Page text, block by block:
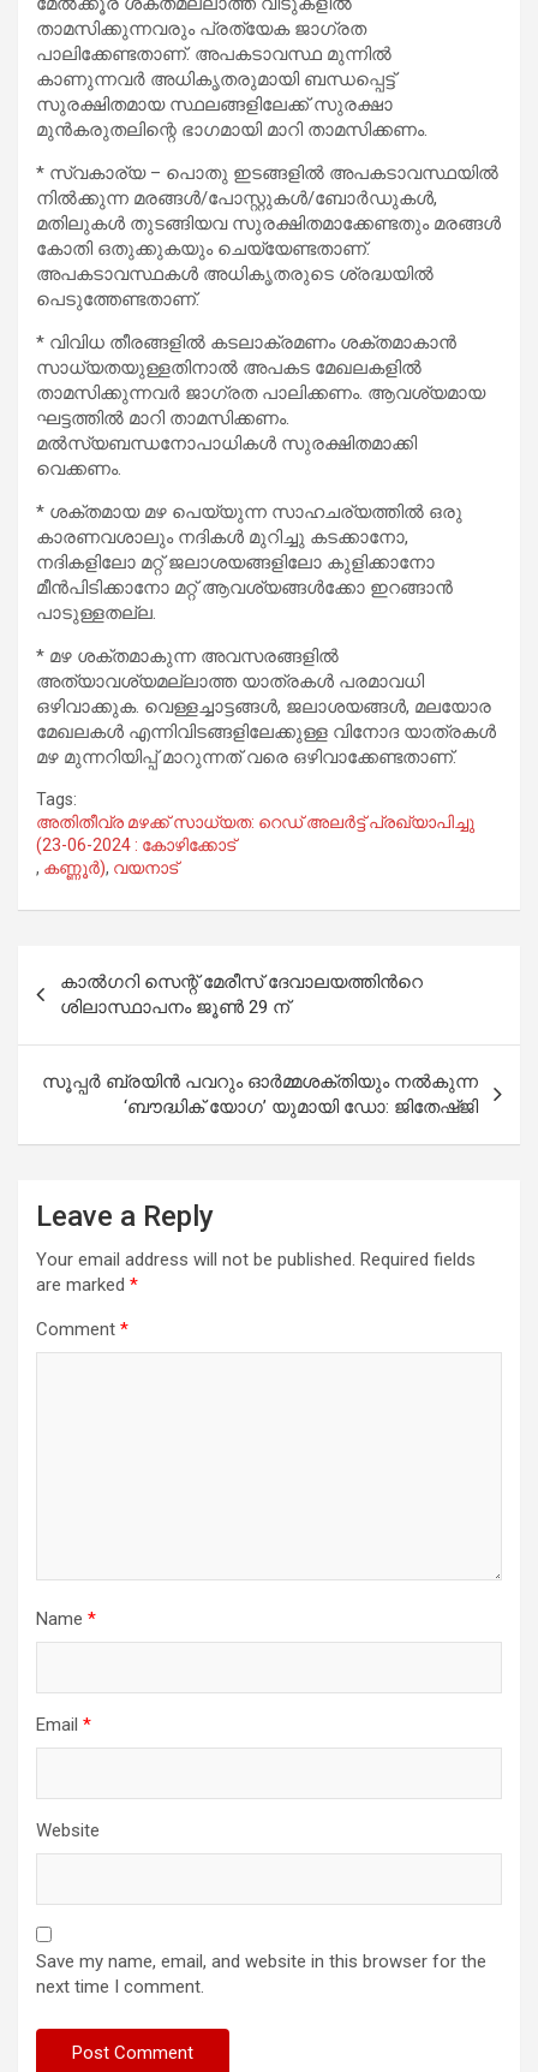
താമസിക്കുന്നവരും പ്രത്യേക ജാഗ്രത
പാലിക്കേണ്ടതാണ്. അപകടാവസ്ഥ മുന്നിൽ
കാണുന്നവർ അധികൃതരുമായി ബന്ധപ്പെട്ട്
സുരക്ഷിതമായ സ്ഥലങ്ങളിലേക്ക് സുരക്ഷാ
മുൻകരുതലിന്റെ ഭാഗമായി മാറി താമസിക്കണം.
* സ്വകാര്യ – പൊതു ഇടങ്ങളിൽ അപകടാവസ്ഥയിൽ
നിൽക്കുന്ന മരങ്ങൾ/പോസ്റ്റുകൾ/ബോർഡുകൾ,
മതിലുകൾ തുടങ്ങിയവ സുരക്ഷിതമാക്കേണ്ടതും മരങ്ങൾ
കോതി ഒതുക്കുകയും ചെയ്യേണ്ടതാണ്.
അപകടാവസ്ഥകൾ അധികൃതരുടെ ശ്രദ്ധയിൽ
പെടുത്തേണ്ടതാണ്.
* വിവിധ തീരങ്ങളിൽ കടലാക്രമണം ശക്തമാകാൻ
സാധ്യതയുള്ളതിനാൽ അപകട മേഖലകളിൽ
താമസിക്കുന്നവർ ജാഗ്രത പാലിക്കണം. ആവശ്യമായ
ഘട്ടത്തിൽ മാറി താമസിക്കണം.
മൽസ്യബന്ധനോപാധികൾ സുരക്ഷിതമാക്കി
വെക്കണം.
* ശക്തമായ മഴ പെയ്യുന്ന സാഹചര്യത്തിൽ ഒരു
കാരണവശാലും നദികൾ മുറിച്ചു കടക്കാനോ,
നദികളിലോ മറ്റ് ജലാശയങ്ങളിലോ കുളിക്കാനോ
മീൻപിടിക്കാനോ മറ്റ് ആവശ്യങ്ങൾക്കോ ഇറങ്ങാൻ
പാടുള്ളതല്ല.
* മഴ ശക്തമാകുന്ന അവസരങ്ങളിൽ
അത്യാവശ്യമല്ലാത്ത യാത്രകൾ പരമാവധി
ഒഴിവാക്കുക. വെള്ളച്ചാട്ടങ്ങൾ, ജലാശയങ്ങൾ, മലയോര
മേഖലകൾ എന്നിവിടങ്ങളിലേക്കുള്ള വിനോദ യാത്രകൾ
മഴ മുന്നറിയിപ്പ് മാറുന്നത് വരെ ഒഴിവാക്കേണ്ടതാണ്.
Tags:
അതിതീവ്ര മഴക്ക് സാധ്യത: റെഡ് അലർട്ട് പ്രഖ്യാപിച്ചു
(23-06-2024 : കോഴിക്കോട്
, കണ്ണൂർ), വയനാട്
navigation
കാൽഗറി സെന്റ് മേരീസ് ദേവാലയത്തിന്‍റെ
ശിലാസ്ഥാപനം ജൂൺ 29 ന്
സൂപ്പർ ബ്രയിൻ പവറും ഓർമ്മശക്തിയും നൽകുന്ന
‘ബൗദ്ധിക് യോഗ’ യുമായി ഡോ: ജിതേഷ്ജി
Leave a Reply
Your email address will not be published. Required fields
are marked *
Comment *
Name *
Email *
Website
Save my name, email, and website in this browser for the
next time I comment.